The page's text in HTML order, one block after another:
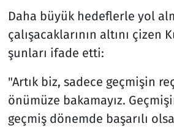
Daha büyük hedeflerle yol
çalışacaklarının altını çizen
şunları ifade etti:
"Artık biz, sadece geçmişin
önümüze bakamayız.
geçmiş dönemde başarılı